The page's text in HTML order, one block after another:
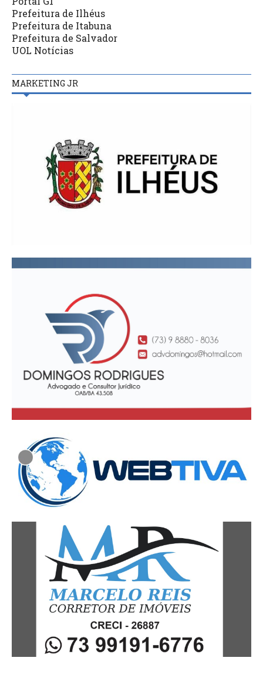
Prefeitura de Ilhéus
Prefeitura de Itabuna
Prefeitura de Salvador
UOL Notícias
MARKETING JR